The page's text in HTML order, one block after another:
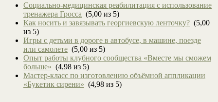
Социально-медицинская реабилитация с использование
тренажера Гросса (5,00 из 5)
Как носить и завязывать георгиевскую ленточку? (5,00
из 5)
Игры с детьми в дороге в автобусе, в машине, поезде
или самолете (5,00 из 5)
Опыт работы клубного сообщества «Вместе мы сможем
больше» (4,98 из 5)
Мастер-класс по изготовлению объёмной аппликации
«Букетик сирени» (4,98 из 5)